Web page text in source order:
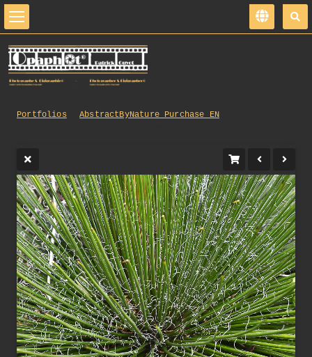
Portfolios
AbstractByNature_Purchase_EN